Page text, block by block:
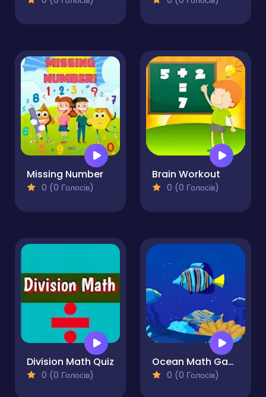
Missing Number
0 (0 Голосів)
Brain Workout
0 (0 Голосів)
Division Math Quiz
0 (0 Голосів)
Ocean Math Game Online
0 (0 Голосів)